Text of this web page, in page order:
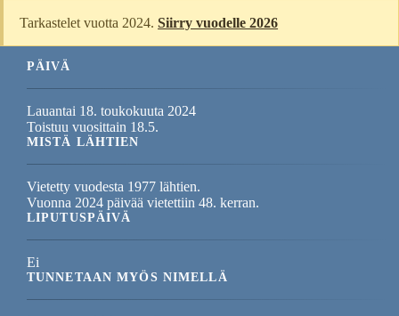
Tarkastelet vuotta 2024.Siirry vuodelle 2026
PÄIVÄ
Lauantai 18. toukokuuta 2024
Toistuu vuosittain 18.5.
MISTÄ LÄHTIEN
Vietetty vuodesta 1977 lähtien.
Vuonna 2024 päivää vietettiin 48. kerran.
LIPUTUSPÄIVÄ
Ei
TUNNETAAN MYÖS NIMELLÄ